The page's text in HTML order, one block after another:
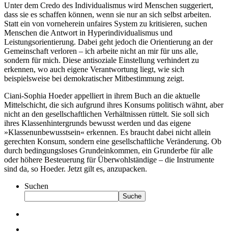
Unter dem Credo des Individualismus wird Menschen suggeriert,
dass sie es schaffen können, wenn sie nur an sich selbst arbeiten.
Statt ein von vorneherein unfaires System zu kritisieren, suchen
Menschen die Antwort in Hyperindividualismus und
Leistungsorientierung. Dabei geht jedoch die Orientierung an der
Gemeinschaft verloren – ich arbeite nicht an mir für uns alle,
sondern für mich. Diese antisoziale Einstellung verhindert zu
erkennen, wo auch eigene Verantwortung liegt, wie sich
beispielsweise bei demokratischer Mitbestimmung zeigt.
Ciani-Sophia Hoeder appelliert in ihrem Buch an die aktuelle
Mittelschicht, die sich aufgrund ihres Konsums politisch wähnt, aber
nicht an den gesellschaftlichen Verhältnissen rüttelt. Sie soll sich
ihres Klassenhintergrunds bewusst werden und das eigene
»Klassenunbewusstsein« erkennen. Es braucht dabei nicht allein
gerechten Konsum, sondern eine gesellschaftliche Veränderung. Ob
durch bedingungsloses Grundeinkommen, ein Grunderbe für alle
oder höhere Besteuerung für Überwohlständige – die Instrumente
sind da, so Hoeder. Jetzt gilt es, anzupacken.
Suchen
Suche